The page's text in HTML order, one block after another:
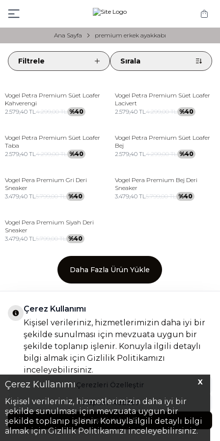
X
Çerez Kullanımı
Kişisel verileriniz, hizmetlerimizin daha iyi bir
şekilde sunulması için mevzuata uygun bir
şekilde toplanıp işlenir. Konuyla ilgili detaylı bilgi
almak için Gizlilik Politikamızı inceleyebilirsiniz.
Ana Sayfa premium erkek ayakkabı
Filtrele Sırala
Vogel Petra Premium Süet Loafer
Kahverengi
2.579,40 TL4.299,00TL %40
Vogel Petra Premium Süet Loafer
Lacivert
2.579,40TL4.299,00TL %40
Vogel Petra Premium Süet Loafer
Taba
2.579,40 TL4.299,00TL %40
Vogel Petra Premium Süet Loafer
Bej
2.579,40TL4.299,00TL %40
Vogel Pera Premium Gri Deri
Sneaker
3.479,40 TL5.799,00TL %40
Vogel Pera Premium Bej Deri
Sneaker
3.479,40TL5.799,00TL %40
Vogel Pera Premium Siyah Deri
Sneaker
3.479,40 TL5.799,00TL %40
Daha Fazla Ürün Yükle
Toplam
KATEGORILER
ÖNEMLI BILGILER
HIZLI ERIŞIM
ADRES & İLETIŞIM
Çerez Kullanımı
Kişisel verileriniz, hizmetlerimizin daha iyi bir
şekilde sunulması için mevzuata uygun bir
şekilde toplanıp işlenir. Konuyla ilgili detaylı
bilgi almak için Gizlilik Politikamızı
inceleyebilirsiniz.
Çerezleri Özelleştir
Hepsini Reddet
Hepsini Kabul Et